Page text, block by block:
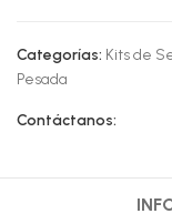
Categorías: Kits de
Pesada
Contáctanos: